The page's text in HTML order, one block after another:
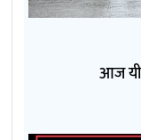
आज यी